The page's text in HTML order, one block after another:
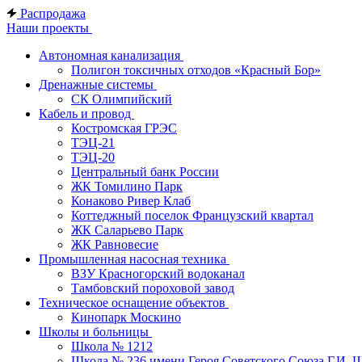
Распродажа
Наши проекты
Автономная канализация
Полигон токсичных отходов «Красный Бор»
Дренажные системы
СК Олимпийский
Кабель и провод
Костромская ГРЭС
ТЭЦ-21
ТЭЦ-20
Центральный банк России
ЖК Томилино Парк
Конаково Ривер Клаб
Коттеджный поселок Французский квартал
ЖК Саларьево Парк
ЖК Равновесие
Промышленная насосная техника
ВЗУ Красногорский водоканал
Тамбовский пороховой завод
Техническое оснащение объектов
Кинопарк Москино
Школы и больницы
Школа № 1212